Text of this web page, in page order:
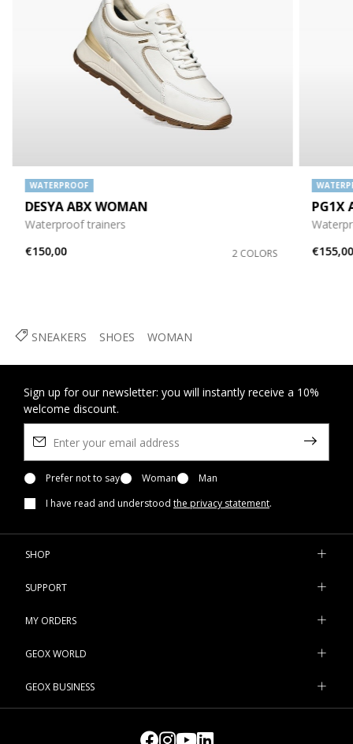
SNEAKERS SHOES WOMAN
WATERPROOF
DESYA ABX WOMAN
Waterproof trainers
€150,00
2 COLORS
PG1X
€155,00
Sign up for our newsletter: you will instantly receive a 10%
welcome discount.
Prefer not to say Woman
Man
I have read and understood the privacy statement.
SHOP
SUPPORT
MY ORDERS
GEOX WORLD
GEOX BUSINESS